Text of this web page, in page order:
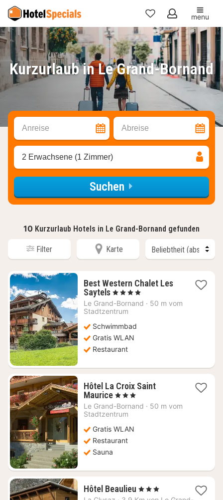
Meine
Favoriten
menu
Kurzurlaub in Le Grand-Bornand
Anreise Abreise
2 Erwachsene (1 Zimmer)
Suchen
10 Kurzurlaub Hotels in Le Grand-Bornand gefunden
Filter Karte
Best Western Chalet Les
Saytels1
Nacht
ab
€
, 4 Sterne
Le Grand-Bornand · 50 m vom
Stadtzentrum
Schwimmbad
Gratis WLAN
Restaurant
Hôtel La Croix Saint
Maurice1
Nacht
ab
€
, 3 Sterne
Le Grand-Bornand · 50 m vom
Stadtzentrum
Gratis WLAN
Restaurant
Sauna
Hôtel Beaulieu 1
Nacht
, 3 Sterne